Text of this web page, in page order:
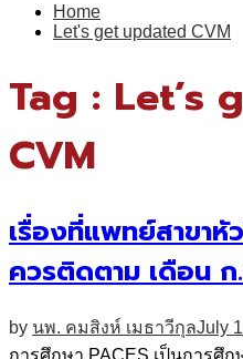
Home
Let's get updated CVM
Tag : Let’s
CVM
เรื่องที่แพทย์สาขาหั
ควรติดตาม เดือน
by นพ. คมสิงห์ เมธาวีกุลJuly
การศึกษา PACES เป็นการศึก